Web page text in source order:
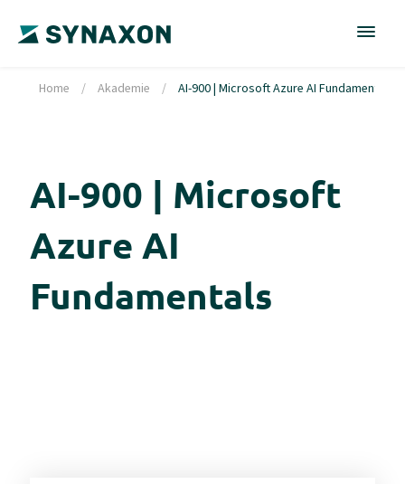
Home / Akademie / AI-900 | Microsoft Azure AI Fundamentals
AI-900 | Microsoft
Azure AI
Fundamentals